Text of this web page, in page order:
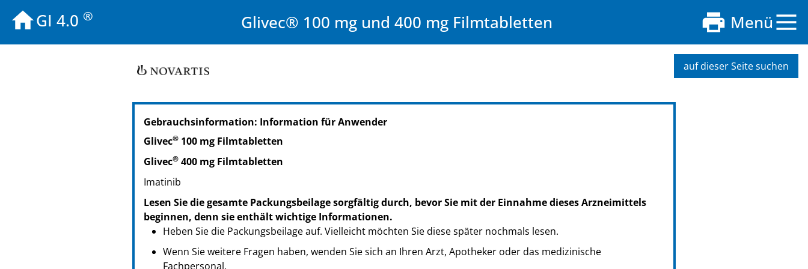
GI 4.0 ® Glivec® 100 mg und 400 mg Filmtabletten Menü
auf dieser Seite suchen
PZN: 01755166
PPN: 110175516684
NTIN: 04150017551661
Gebrauchsinformation: Information für Anwender
Glivec® 100 mg Filmtabletten
Glivec® 400 mg Filmtabletten
Imatinib
Lesen Sie die gesamte Packungsbeilage sorgfältig durch, bevor Sie mit der Einnahme dieses Arzneimittels
beginnen, denn sie enthält wichtige Informationen.
Heben Sie die Packungsbeilage auf. Vielleicht möchten Sie diese später nochmals lesen.
Wenn Sie weitere Fragen haben, wenden Sie sich an Ihren Arzt, Apotheker oder das medizinische
Fachpersonal.